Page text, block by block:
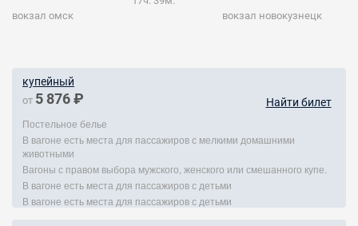
вокзал омск вокзал новокузнецк
купейный
от 5 876 ₽ Найти билет
Постельное белье
В вагоне есть места для пассажиров с мелкими домашними
животными
Вагоны с правом выбора мужского, женского или смешанного купе.
В вагоне есть места для пассажиров с детьми
В вагоне есть места для пассажиров с детьми